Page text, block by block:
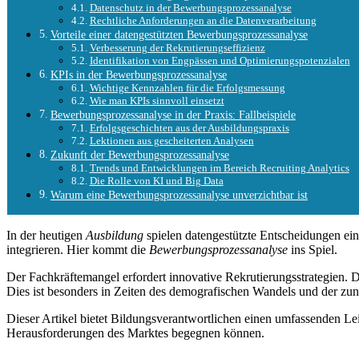
Datenschutz in der Bewerbungsprozessanalyse
Rechtliche Anforderungen an die Datenverarbeitung
Vorteile einer datengestützten Bewerbungsprozessanalyse
Verbesserung der Rekrutierungseffizienz
Identifikation von Engpässen und Optimierungspotenzialen
KPIs in der Bewerbungsprozessanalyse
Wichtige Kennzahlen für die Erfolgsmessung
Wie man KPIs sinnvoll einsetzt
Bewerbungsprozessanalyse in der Praxis: Fallbeispiele
Erfolgsgeschichten aus der Ausbildungspraxis
Lektionen aus gescheiterten Analysen
Zukunft der Bewerbungsprozessanalyse
Trends und Entwicklungen im Bereich Recruiting Analytics
Die Rolle von KI und Big Data
Warum eine Bewerbungsprozessanalyse unverzichtbar ist
In der heutigen Ausbildung spielen datengestützte Entscheidungen
integrieren. Hier kommt die Bewerbungsprozessanalyse ins Spiel.
Der Fachkräftemangel erfordert innovative Rekrutierungsstrategien.
Dies ist besonders in Zeiten des demografischen Wandels und der
Dieser Artikel bietet Bildungsverantwortlichen einen umfassenden
Herausforderungen des Marktes begegnen können.